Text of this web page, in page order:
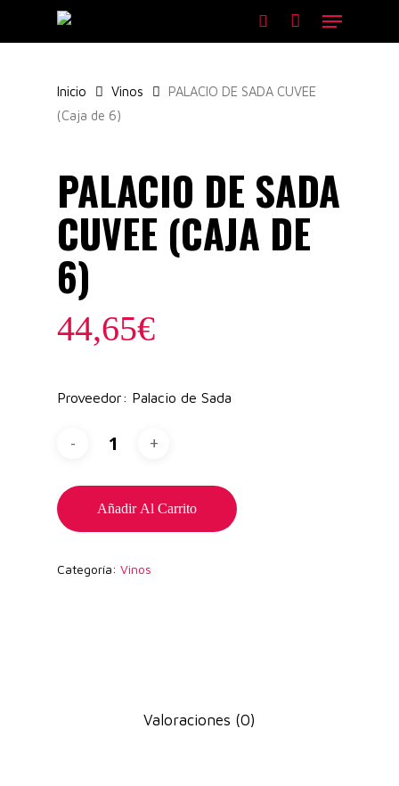
main
search
Menu
Inicio Vinos
PALACIO DE SADA CUVEE
(Caja de 6)
PALACIO DE SADA
CUVEE (CAJA DE
6)
44,65€
Proveedor: Palacio de Sada
Añadir Al Carrito
Categoría: Vinos
Valoraciones (0)